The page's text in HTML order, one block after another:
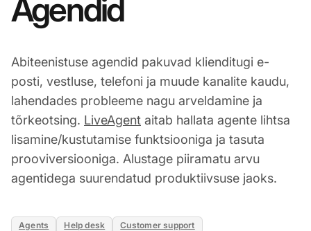
Agendid
Abiteenistuse agendid pakuvad klienditugi e-
posti, vestluse, telefoni ja muude kanalite kaudu,
lahendades probleeme nagu arveldamine ja
tõrkeotsing. LiveAgent aitab hallata agente lihtsa
lisamine/kustutamise funktsiooniga ja tasuta
prooviversiooniga. Alustage piiramatu arvu
agentidega suurendatud produktiivsuse jaoks.
Agents Help desk
Customer support